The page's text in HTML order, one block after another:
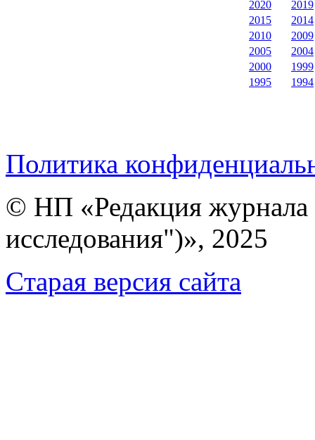
2020
2019
2015
2014
2010
2009
2005
2004
2000
1999
1995
1994
Политика
© НП «Редакция
исследования")», 2025
Cтарая версия сайта